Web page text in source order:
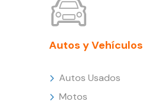
Autos y Vehículos
Autos Usados
Motos